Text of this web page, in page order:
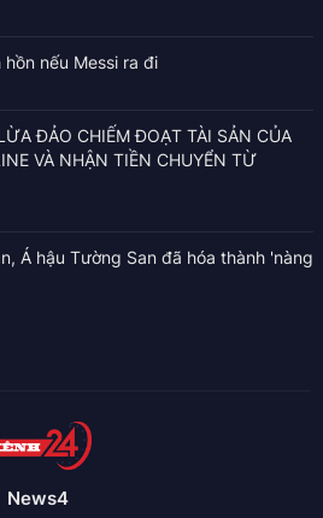
nếu Messi ra đi
ĐẢO CHIẾM ĐOẠT TÀI SẢN CỦA
VÀ NHẬN TIỀN CHUYỂN TỪ
Á hậu Tường San đã hóa thành 'nàng
News4